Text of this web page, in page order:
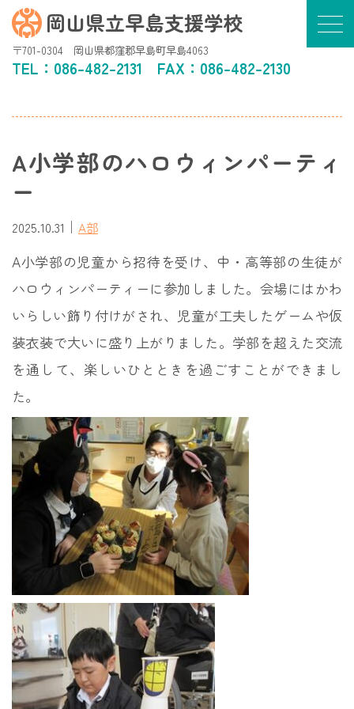
岡山県立早島支援学校
〒701-0304 岡山県都窪郡早島町早島4063
TEL： 086-482-2131 FAX：086-482-2130
A小学部のハロウィンパーティ
ー
2025.10.31 ｜ A部
A小学部の児童から招待を受け、中・高等部の生徒が
ハロウィンパーティーに参加しました。会場にはかわ
いらしい飾り付けがされ、児童が工夫したゲームや仮
装衣装で大いに盛り上がりました。学部を超えた交流
を通して、楽しいひとときを過ごすことができまし
た。